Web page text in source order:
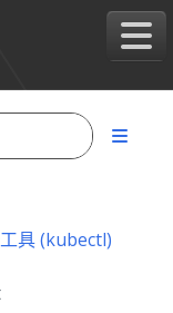
具 (kubectl)